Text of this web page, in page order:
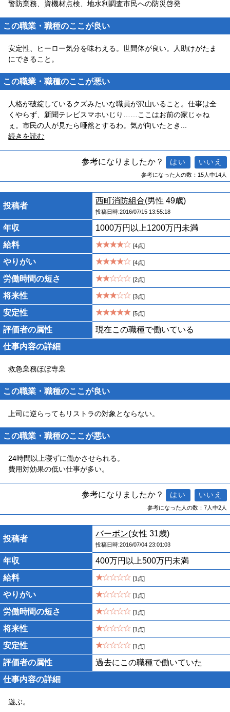
警防業務、資機材点検、地水利調査市民への防災啓発
この職業・職種のここが良い
安定性、ヒーロー気分を味わえる。世間体が良い。人助けがたま
にできること。
この職業・職種のここが悪い
人格が破綻しているクズみたいな職員が沢山いること。仕事は全
くやらず、新聞テレビスマホいじり……ここはお前の家じゃね
ぇ。市民の人が見たら唖然とするわ。気が向いたとき
続きを読む
参考になりましたか？
参考になった人の数：15人中14人
投稿者
西町消防組合(男性 49歳)
投稿日時:2016/07/15 13:55:18
年収
1000万円以上1200万円未満
給料
[4点]
やりがい [4点]
労働時間の短さ [2点]
将来性 [3点]
安定性 [5点]
評価者の属性
現在この職種で働いている
仕事内容の詳細
救急業務ほぼ専業
この職業・職種のここが良い
上司に逆らってもリストラの対象とならない。
この職業・職種のここが悪い
24時間以上寝ずに働かさせられる。
費用対効果の低い仕事が多い。
参考になりましたか？
参考になった人の数：7人中2人
投稿者
バーボン(女性 31歳)
投稿日時:2016/07/04 23:01:03
年収
400万円以上500万円未満
給料
[1点]
やりがい [1点]
労働時間の短さ [1点]
将来性 [1点]
安定性 [1点]
評価者の属性
過去にこの職種で働いていた
仕事内容の詳細
遊ぶ。